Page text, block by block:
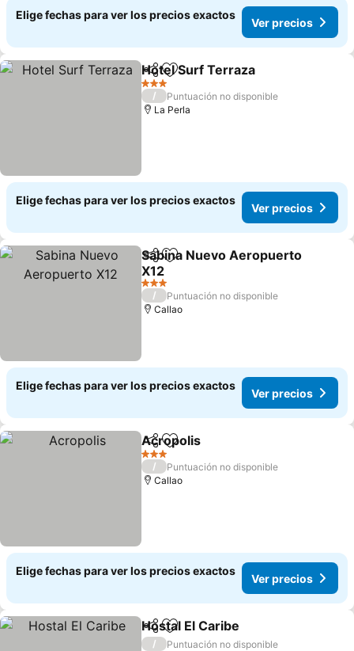
Elige fechas para ver los precios exactos
Ver precios
CompartirAgregar a favoritos
Hotel Surf Terraza
3 Estrellas
/
Puntuación no disponible
La Perla
Elige fechas para ver los precios exactos
Ver precios
CompartirAgregar a favoritos
Sabina Nuevo Aeropuerto
X12
3 Estrellas
/
Puntuación no disponible
Callao
Elige fechas para ver los precios exactos
Ver precios
CompartirAgregar a favoritos
Acropolis
3 Estrellas
/
Puntuación no disponible
Callao
Elige fechas para ver los precios exactos
Ver precios
CompartirAgregar a favoritos
Hostal El Caribe
/
Puntuación no disponible